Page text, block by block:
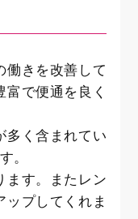
働きを改善して
富で便通を良く
多く含まれてい
。
ます。またレン
ップしてくれま